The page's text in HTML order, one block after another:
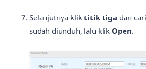
Selanjutnya klik titik tiga dan cari
sudah diunduh, lalu klik Open.